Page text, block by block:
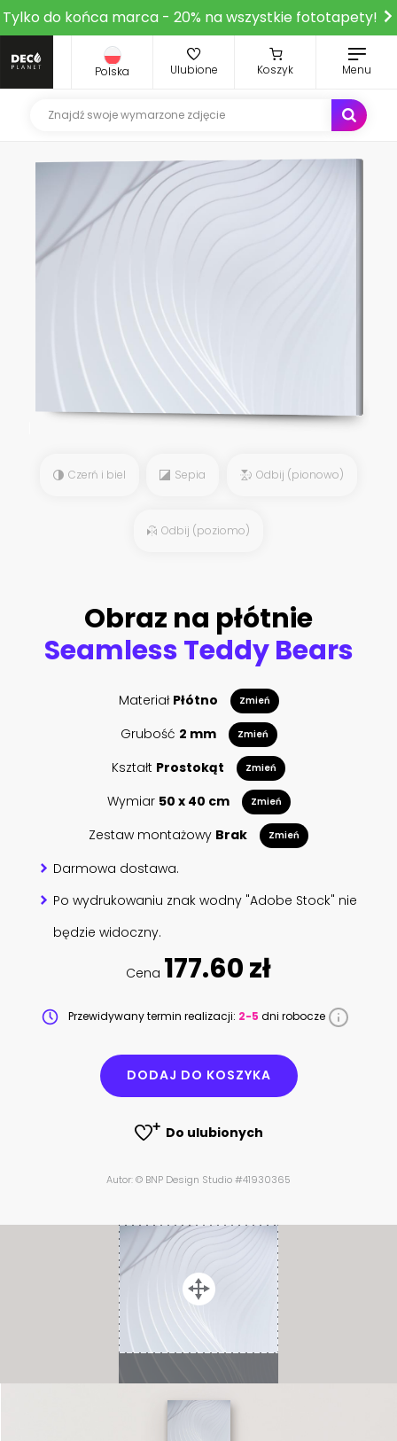
Tylko do końca marca - 20% na wszystkie fototapety!
Polska Ulubione Koszyk Menu
Czerń i biel Sepia Odbij (pionowo)
Odbij (poziomo)
Obraz na płótnie
Seamless Teddy Bears
Materiał Płótno Zmień
Grubość 2 mm Zmień
Kształt Prostokąt Zmień
Wymiar 50 x 40 cm Zmień
Zestaw montażowy Brak Zmień
Darmowa dostawa.
Po wydrukowaniu znak wodny "Adobe Stock" nie
będzie widoczny.
Cena 177.60 zł
Przewidywany termin realizacji: 2-5 dni robocze
DODAJ DO KOSZYKA
Do ulubionych
Autor: © BNP Design Studio #41930365